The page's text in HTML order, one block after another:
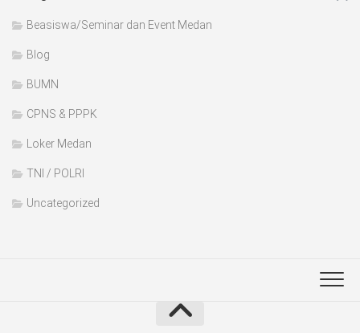
Beasiswa/Seminar dan Event Medan
Blog
BUMN
CPNS & PPPK
Loker Medan
TNI / POLRI
Uncategorized